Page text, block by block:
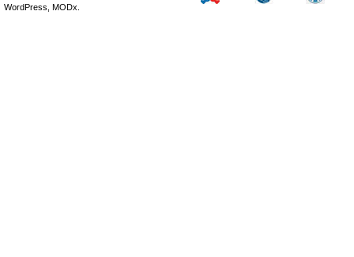
WordPress, MODx.